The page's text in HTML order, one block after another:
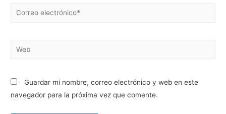
Guardar mi nombre, correo electrónico y web en este
navegador para la próxima vez que comente.